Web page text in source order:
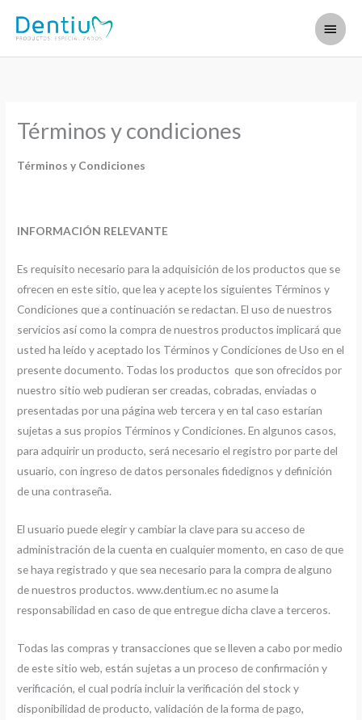
Menú
Términos y condiciones
Términos y Condiciones
INFORMACIÓN RELEVANTE
Es requisito necesario para la adquisición de los productos que se
ofrecen en este sitio, que lea y acepte los siguientes Términos y
Condiciones que a continuación se redactan. El uso de nuestros
servicios así como la compra de nuestros productos implicará que
usted ha leído y aceptado los Términos y Condiciones de Uso en el
presente documento. Todas los productos que son ofrecidos por
nuestro sitio web pudieran ser creadas, cobradas, enviadas o
presentadas por una página web tercera y en tal caso estarían
sujetas a sus propios Términos y Condiciones. En algunos casos,
para adquirir un producto, será necesario el registro por parte del
usuario, con ingreso de datos personales fidedignos y definición
de una contraseña.
El usuario puede elegir y cambiar la clave para su acceso de
administración de la cuenta en cualquier momento, en caso de que
se haya registrado y que sea necesario para la compra de alguno
de nuestros productos. www.dentium.ec no asume la
responsabilidad en caso de que entregue dicha clave a terceros.
Todas las compras y transacciones que se lleven a cabo por medio
de este sitio web, están sujetas a un proceso de confirmación y
verificación, el cual podría incluir la verificación del stock y
disponibilidad de producto, validación de la forma de pago,